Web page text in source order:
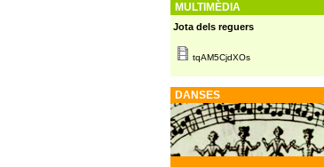
MULTIMÈDIA
Jota dels reguers
tqAM5CjdXOs
DANSES